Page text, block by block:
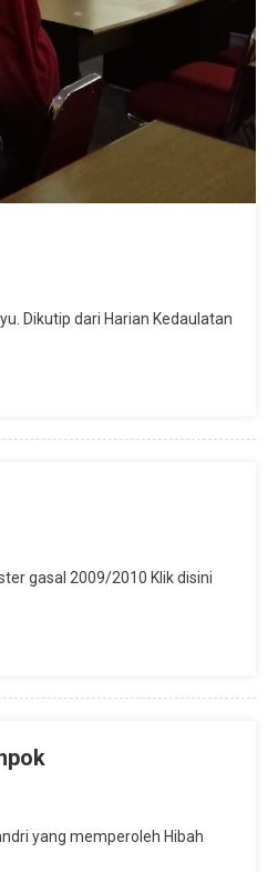
Dikutip dari Harian Kedaulatan
gasal 2009/2010 Klik disini
yang memperoleh Hibah